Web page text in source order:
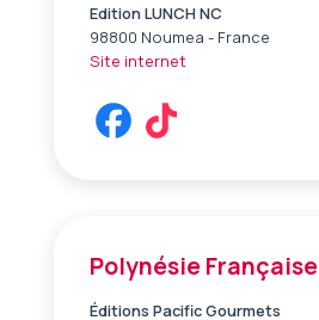
Edition LUNCH NC
98800 Noumea - France
Site internet
Polynésie Française
Éditions Pacific Gourmets